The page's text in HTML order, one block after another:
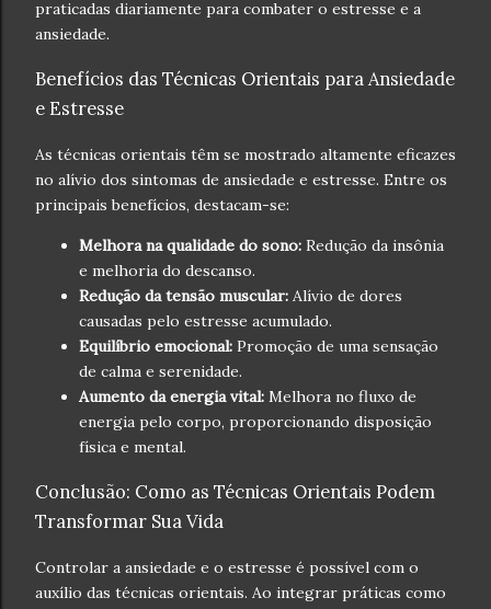
praticadas diariamente para combater o estresse e a
ansiedade.
Benefícios das Técnicas Orientais para Ansiedade
e Estresse
As técnicas orientais têm se mostrado altamente eficazes
no alívio dos sintomas de ansiedade e estresse. Entre os
principais benefícios, destacam-se:
Melhora na qualidade do sono: Redução da insônia
e melhoria do descanso.
Redução da tensão muscular: Alívio de dores
causadas pelo estresse acumulado.
Equilíbrio emocional: Promoção de uma sensação
de calma e serenidade.
Aumento da energia vital: Melhora no fluxo de
energia pelo corpo, proporcionando disposição
física e mental.
Conclusão: Como as Técnicas Orientais Podem
Transformar Sua Vida
Controlar a ansiedade e o estresse é possível com o
auxílio das técnicas orientais. Ao integrar práticas como